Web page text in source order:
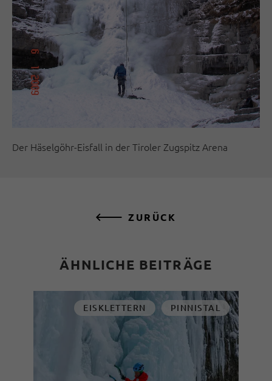
Der Häselgöhr-Eisfall in der Tiroler Zugspitz Arena
ZURÜCK
ÄHNLICHE BEITRÄGE
EISKLETTERN PINNISTAL